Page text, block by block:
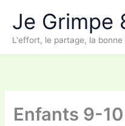
contenu
Je Grimpe
L'effort, le partage, la
Enfants 9-